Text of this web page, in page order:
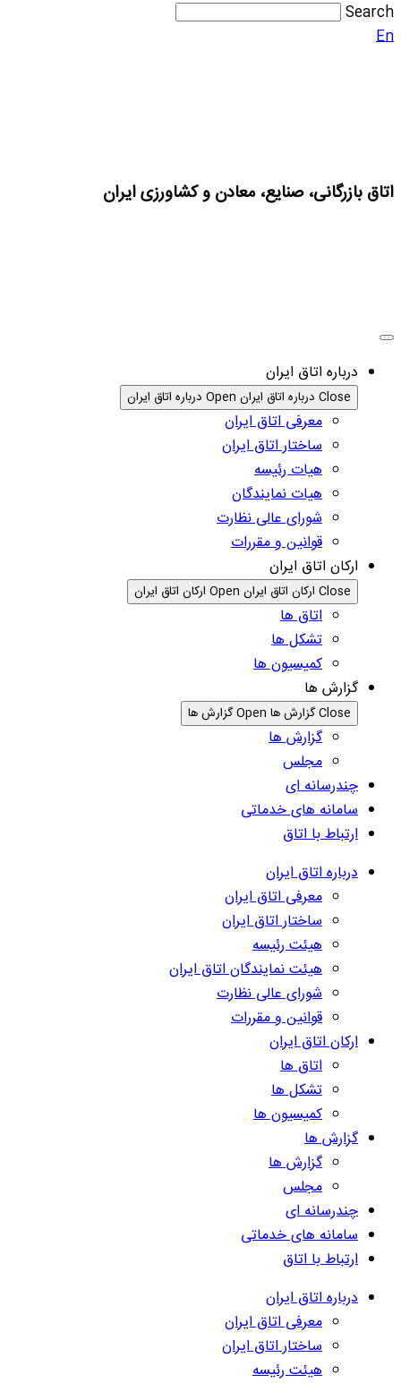
Search
En
اتاق بازرگانی، صنایع، معادن و کشاورزی ایران
درباره اتاق ایران
Close درباره اتاق ایران Open درباره اتاق ایران
معرفی اتاق ایران
ساختار اتاق ایران
هیات رئیسه
هیات نمایندگان
شورای عالی نظارت
قوانین و مقررات
ارکان اتاق ایران
Close ارکان اتاق ایران Open ارکان اتاق ایران
اتاق ها
تشکل ها
کمیسیون ها
گزارش ها
Close گزارش ها Open گزارش ها
گزارش ها
مجلس
چندرسانه ای
سامانه های خدماتی
ارتباط با اتاق
درباره اتاق ایران
معرفی اتاق ایران
ساختار اتاق ایران
هیئت رئیسه
هیئت نمایندگان اتاق ایران
شورای عالی نظارت
قوانین و مقررات
ارکان اتاق ایران
اتاق ها
تشکل ها
کمیسیون ها
گزارش ها
گزارش ها
مجلس
چندرسانه ای
سامانه های خدماتی
ارتباط با اتاق
درباره اتاق ایران
معرفی اتاق ایران
ساختار اتاق ایران
هیئت رئیسه